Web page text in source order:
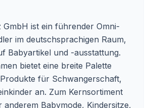
GmbH ist ein führender Omni-
im deutschsprachigen Raum,
Babyartikel und -ausstattung.
bietet eine breite Palette
für Schwangerschaft,
an. Zum Kernsortiment
Babymode, Kindersitze,